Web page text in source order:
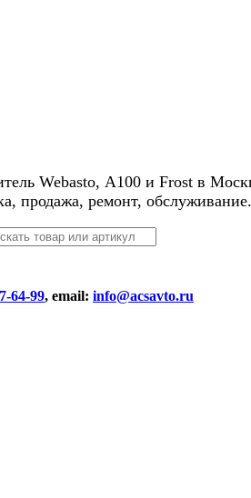
Webasto, А100 и Frost в
продажа, ремонт,
64-99, email: info@acsavto.ru